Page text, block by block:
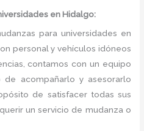
en Hidalgo:
para universidades en
personal y vehículos idóneos
contamos con un equipo
de acompañarlo y asesorarlo
de satisfacer todas sus
un servicio de mudanza o